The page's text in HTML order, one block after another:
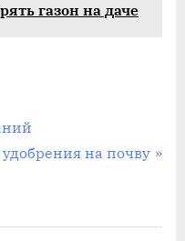
газон на даче
на почву